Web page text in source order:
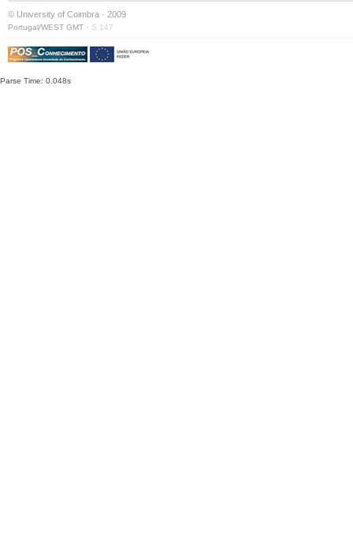
© University of Coimbra · 2009
Portugal/WEST GMT · S:147
Parse Time: 0.048s